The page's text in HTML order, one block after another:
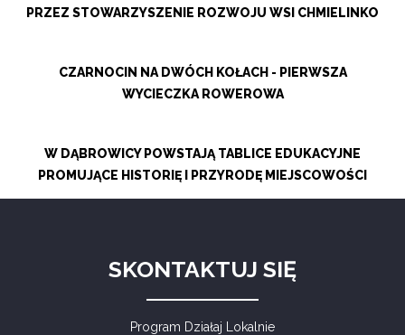
PRZEZ STOWARZYSZENIE ROZWOJU WSI CHMIELINKO
CZARNOCIN NA DWÓCH KOŁACH - PIERWSZA
WYCIECZKA ROWEROWA
W DĄBROWICY POWSTAJĄ TABLICE EDUKACYJNE
PROMUJĄCE HISTORIĘ I PRZYRODĘ MIEJSCOWOŚCI
SKONTAKTUJ SIĘ
Program Działaj Lokalnie